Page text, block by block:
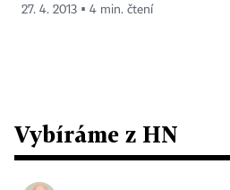
27. 4. 2013 ▪ 4 min. čtení
Vybíráme z HN